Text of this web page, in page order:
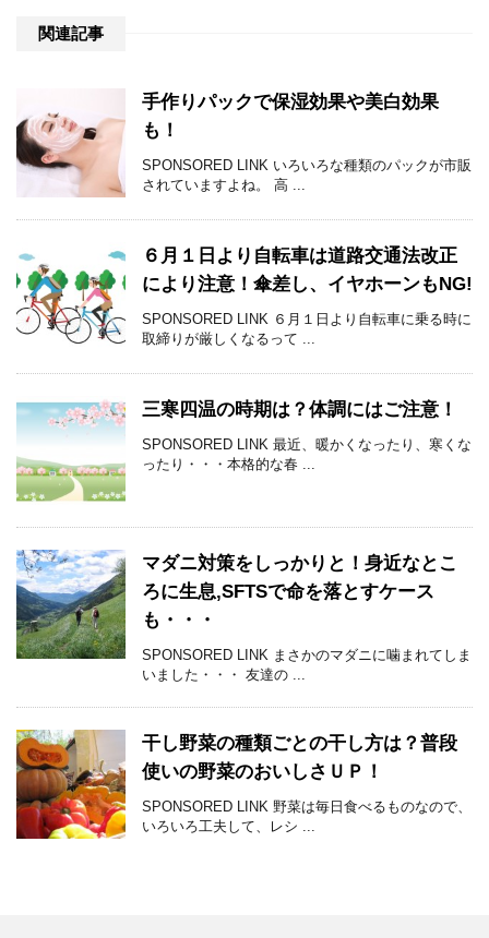
関連記事
手作りパックで保湿効果や美白効果
も！
SPONSORED LINK いろいろな種類のパックが市販
されていますよね。 高 ...
６月１日より自転車は道路交通法改正
により注意！傘差し、イヤホーンもNG!
SPONSORED LINK ６月１日より自転車に乗る時に
取締りが厳しくなるって ...
三寒四温の時期は？体調にはご注意！
SPONSORED LINK 最近、暖かくなったり、寒くな
ったり・・・本格的な春 ...
マダニ対策をしっかりと！身近なとこ
ろに生息,SFTSで命を落とすケース
も・・・
SPONSORED LINK まさかのマダニに噛まれてしま
いました・・・ 友達の ...
干し野菜の種類ごとの干し方は？普段
使いの野菜のおいしさＵＰ！
SPONSORED LINK 野菜は毎日食べるものなので、
いろいろ工夫して、レシ ...